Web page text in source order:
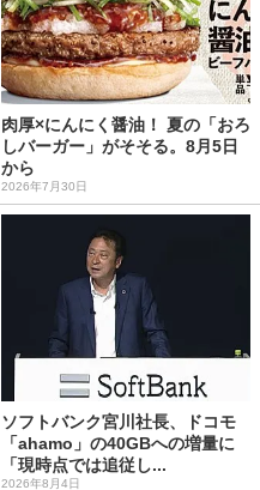
肉厚×にんにく醤油！ 夏の「おろ
しバーガー」がそそる。8月5日
から
2026年7月30日
ソフトバンク宮川社長、ドコモ
「ahamo」の40GBへの増量に
「現時点では追従し...
2026年8月4日